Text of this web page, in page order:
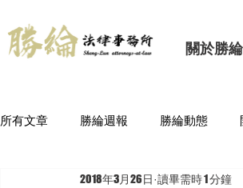
關於勝綸
所有文章 勝綸週報 勝綸動態
2018年3月26日 讀畢需時 1 分鐘